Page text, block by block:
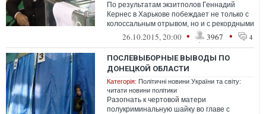
По результатам экзитполов Геннадий
Кернес в Харькове побеждает не только с
колоссальным отрывом, но и с рекордными
почти шестьюдесятью процентами
26.10.2015, 20:00 • 3967 • 4
ПОСЛЕВЫБОРНЫЕ ВЫВОДЫ ПО
ДОНЕЦКОЙ ОБЛАСТИ
Категорія: Політичні новини України та світу:
читати новини політики
Разогнать к чертовой матери
полукриминальную шайку во главе с